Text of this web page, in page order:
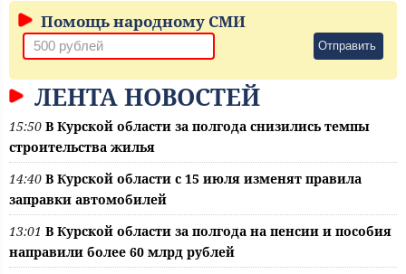
Помощь народному СМИ
Отправить
ЛЕНТА НОВОСТЕЙ
15:50 В Курской области за полгода снизились темпы
строительства жилья
14:40 В Курской области с 15 июля изменят правила
заправки автомобилей
13:01 В Курской области за полгода на пенсии и пособия
направили более 60 млрд рублей